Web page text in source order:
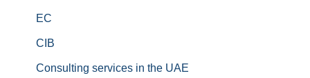
EC
CIB
Consulting services in the UAE